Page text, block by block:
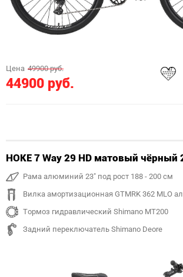
Цена 49900 руб.
44900 руб.
HOKE 7 Way 29 HD матовый чёрный
Рама алюминий 23" под рост 188 - 200 см
Вилка амортизационная GTMRK 362 MLO
Тормоз гидравлический Shimano MT200
Задний переключатель Shimano Deore